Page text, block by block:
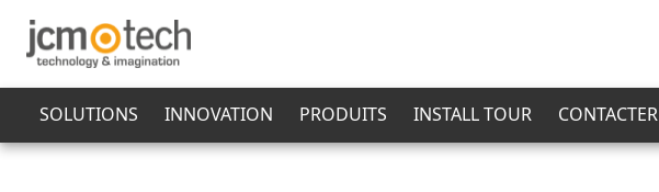
SOLUTIONS INNOVATION PRODUITS INSTALL TOUR CONTACTER